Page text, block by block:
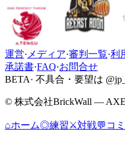
運営· メディア·審判一覧·利
承諾書·FAQ·お問合せ
BETA· 不具合・要望は
© 株式会社BrickWall —
⌂ホーム◎練習⚔対戦💬 コ